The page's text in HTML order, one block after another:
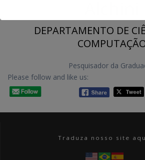
DEPARTAMENTO DE
Pesquisador da
Please follow and like us:
Traduza nosso site